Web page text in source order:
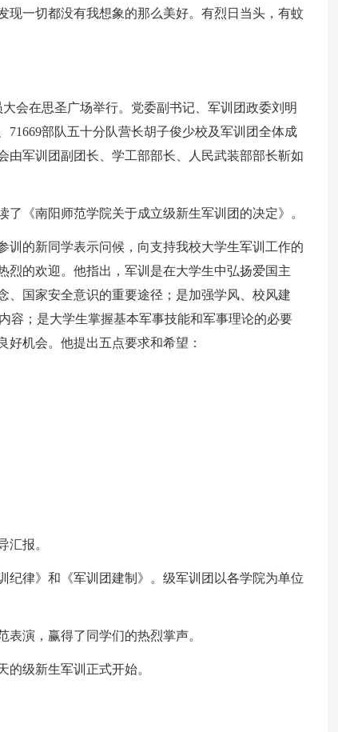
现一切都没有我想象的那么美好。有烈日当头，有蚊
在思圣广场举行。党委副书记、军训团政委刘明
部队五十分队营长胡子俊少校及军训团全体成
由军训团副团长、学工部部长、人民武装部部长靳如
《南阳师范学院关于成立级新生军训团的决定》。
的新同学表示问候，向支持我校大学生军训工作的
烈的欢迎。他指出，军训是在大学生中弘扬爱国主
、国家安全意识的重要途径；是加强学风、校风建
容；是大学生掌握基本军事技能和军事理论的必要
机会。他提出五点要求和希望：
报。
律》和《军训团建制》。级军训团以各学院为单位
演，赢得了同学们的热烈掌声。
级新生军训正式开始。